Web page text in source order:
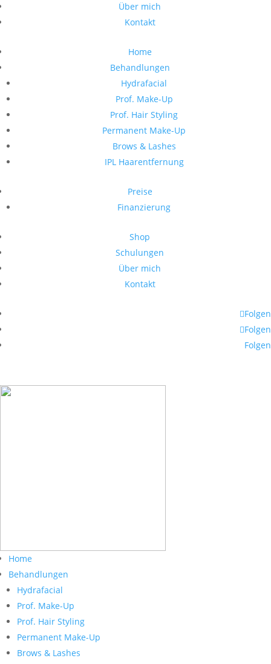
Über mich
Kontakt
Home
Behandlungen
Hydrafacial
Prof. Make-Up
Prof. Hair Styling
Permanent Make-Up
Brows & Lashes
IPL Haarentfernung
Preise
Finanzierung
Shop
Schulungen
Über mich
Kontakt
Folgen
Folgen
Folgen
Home
Behandlungen
Hydrafacial
Prof. Make-Up
Prof. Hair Styling
Permanent Make-Up
Brows & Lashes